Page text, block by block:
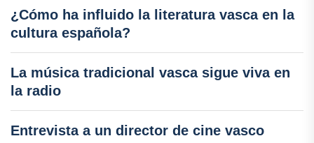
¿Cómo ha influido la literatura vasca en la
cultura española?
La música tradicional vasca sigue viva en
la radio
Entrevista a un director de cine vasco